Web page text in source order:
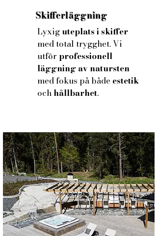
Skifferläggning
Lyxiguteplats i skiffer
med total trygghet. Vi
utför professionell
läggning av natursten
med fokus på både estetik
ochhållbarhet.